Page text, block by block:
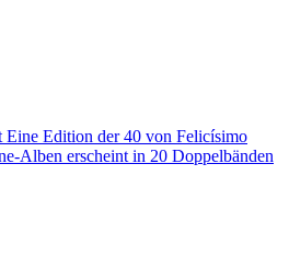
Eine Edition der 40 von Felicísimo
Alben erscheint in 20 Doppelbänden